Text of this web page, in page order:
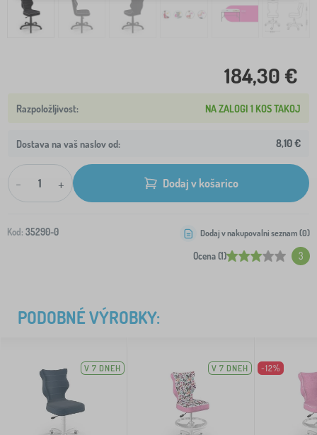
184,30 €
NA ZALOGI 1 KOS TAKOJ
Dostava na vaš naslov od: 8,10 €
- + Dodaj v košarico
Kod: 35290-0
Ocena (1) 3
Dodaj v nakupovalni seznam (0)
PODOBNÉ VÝROBKY:
V 7 DNEH V 7 DNEH -12%